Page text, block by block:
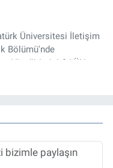
Üniversitesi İletişim
Bölümü'nde
YL eğitimini GAÜN
İletişim ve T. D.
Editörü olarak